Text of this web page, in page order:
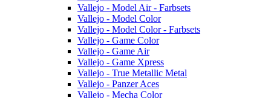
Vallejo - Model Air - Farbsets
Vallejo - Model Color
Vallejo - Model Color - Farbsets
Vallejo - Game Color
Vallejo - Game Air
Vallejo - Game Xpress
Vallejo - True Metallic Metal
Vallejo - Panzer Aces
Vallejo - Mecha Color